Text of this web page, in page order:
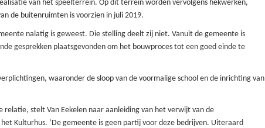
van het speelterrein. Op dit terrein worden vervolgens hekwerken,
de buitenruimten is voorzien in juli 2019.
nalatig is geweest. Die stelling deelt zij niet. Vanuit de gemeente is
gesprekken plaatsgevonden om het bouwproces tot een goed einde te
waaronder de sloop van de voormalige school en de inrichting van
relatie, stelt Van Eekelen naar aanleiding van het verwijt van de
Kulturhus. ‘De gemeente is geen partij voor deze bedrijven. Uiteraard